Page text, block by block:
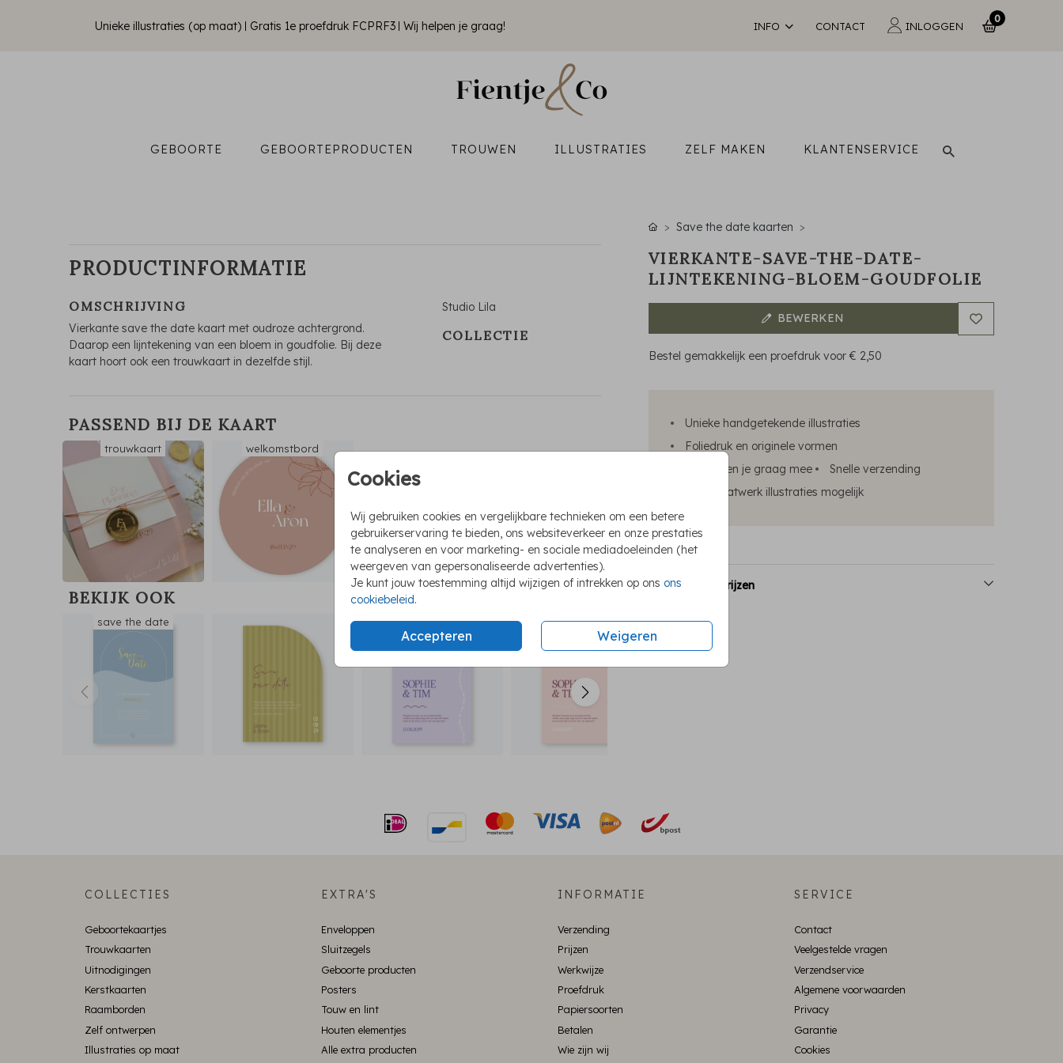
Unieke illustraties (op maat) Gratis 1e proefdruk FCPRF3 Wij helpen je graag! INFO CONTACT INLOGGEN
0
GEBOORTE GEBOORTEPRODUCTEN TROUWEN ILLUSTRATIES ZELF MAKEN KLANTENSERVICE
Cookies
Wij gebruiken cookies en vergelijkbare technieken om een betere
gebruikerservaring te bieden, ons websiteverkeer en onze prestaties
te analyseren en voor marketing- en sociale mediadoeleinden (het
weergeven van gepersonaliseerde advertenties).
Je kunt jouw toestemming altijd wijzigen of intrekken op ons ons
cookiebeleid.
Accepteren Weigeren
PRODUCTINFORMATIE
OMSCHRIJVING
Vierkante save the date kaart met oudroze achtergrond.
Daarop een lijntekening van een bloem in goudfolie. Bij deze
kaart hoort ook een trouwkaart in dezelfde stijl.
Studio Lila
COLLECTIE
PASSEND BIJ DE KAART
trouwkaart welkomstbord
BEKIJK OOK
save the date save the date save the date save the date
Save the date kaarten
VIERKANTE-SAVE-THE-DATE-
LIJNTEKENING-BLOEM-GOUDFOLIE
BEWERKEN
Bestel gemakkelijk een proefdruk voor€ 2,50
Unieke handgetekende illustraties
Foliedruk en originele vormen
We helpen je graag mee
Snelle verzending
Ook maatwerk illustraties mogelijk
Formaten en prijzen
COLLECTIES
Geboortekaartjes
Trouwkaarten
Uitnodigingen
Kerstkaarten
Raamborden
Zelf ontwerpen
Illustraties op maat
EXTRA'S
Enveloppen
Sluitzegels
Geboorte producten
Posters
Touw en lint
Houten elementjes
Alle extra producten
INFORMATIE
Verzending
Prijzen
Werkwijze
Proefdruk
Papiersoorten
Betalen
Wie zijn wij
SERVICE
Contact
Veelgestelde vragen
Verzendservice
Algemene voorwaarden
Privacy
Garantie
Cookies